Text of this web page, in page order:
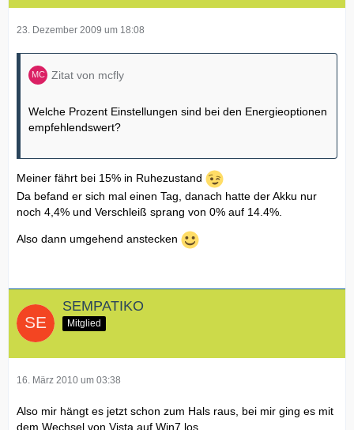
23. Dezember 2009 um 18:08
Zitat von mcfly
Welche Prozent Einstellungen sind bei den Energieoptionen
empfehlendswert?
Meiner fährt bei 15% in Ruhezustand
Da befand er sich mal einen Tag, danach hatte der Akku nur
noch 4,4% und Verschleiß sprang von 0% auf 14.4%.
Also dann umgehend anstecken
SEMPATIKO
Mitglied
16. März 2010 um 03:38
Also mir hängt es jetzt schon zum Hals raus, bei mir ging es mit
dem Wechsel von Vista auf Win7 los,